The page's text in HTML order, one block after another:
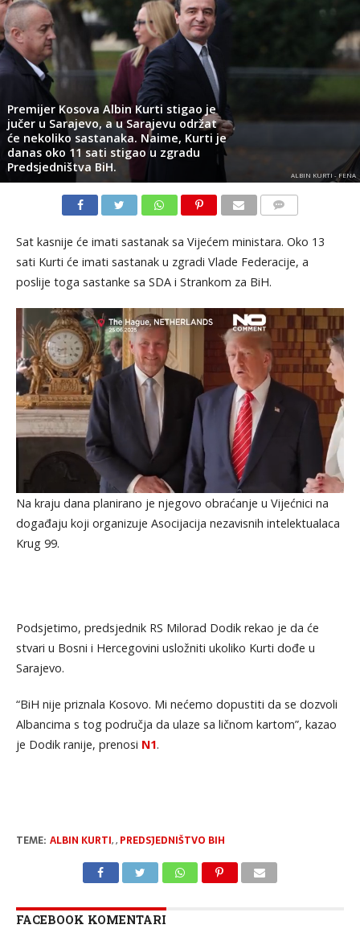
Premijer Kosova Albin Kurti stigao je
jučer u Sarajevo, a u Sarajevu održat
će nekoliko sastanaka. Naime, Kurti je
danas oko 11 sati stigao u zgradu
Predsjedništva BiH.
ALBIN KURTI - FENA
Sat kasnije će imati sastanak sa Vijećem ministara. Oko 13
sati Kurti će imati sastanak u zgradi Vlade Federacije, a
poslije toga sastanke sa SDA i Strankom za BiH.
Na kraju dana planirano je njegovo obraćanje u Vijećnici na
događaju koji organizuje Asocijacija nezavisnih intelektualaca
Krug 99.
Podsjetimo, predsjednik RS Milorad Dodik rekao je da će
stvari u Bosni i Hercegovini usložniti ukoliko Kurti dođe u
Sarajevo.
“BiH nije priznala Kosovo. Mi nećemo dopustiti da se dozvoli
Albancima s tog područja da ulaze sa ličnom kartom”, kazao
je Dodik ranije, prenosi N1.
TEME: ALBIN KURTI,, PREDSJEDNIŠTVO BIH
FACEBOOK KOMENTARI